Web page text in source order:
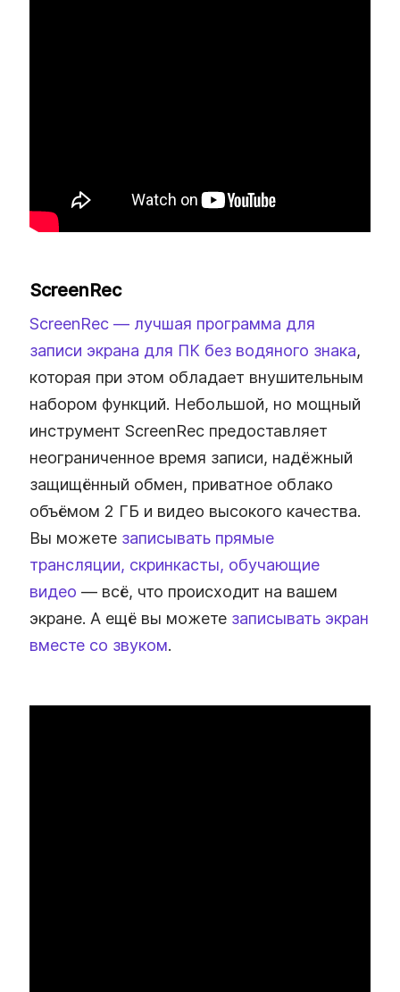
ScreenRec
ScreenRec — лучшая программа для
записи экрана для ПК без водяного знака,
которая при этом обладает внушительным
набором функций. Небольшой, но мощный
инструмент ScreenRec предоставляет
неограниченное время записи, надёжный
защищённый обмен, приватное облако
объёмом 2 ГБ и видео высокого качества.
Вы можете записывать прямые
трансляции, скринкасты, обучающие
видео — всё, что происходит на вашем
экране. А ещё вы можете записывать экран
вместе со звуком.